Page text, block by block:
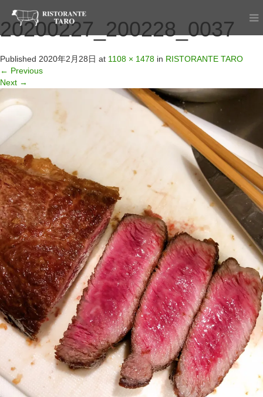
20200227_200228_0037
Published 2020年2月28日 at 1108 × 1478 in RISTORANTE TARO
← Previous
Next →